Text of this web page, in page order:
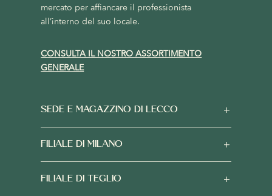
mercato per affiancare il professionista
all’interno del suo locale.
CONSULTA IL NOSTRO ASSORTIMENTO
GENERALE
SEDE E MAGAZZINO DI LECCO
FILIALE DI MILANO
FILIALE DI TEGLIO